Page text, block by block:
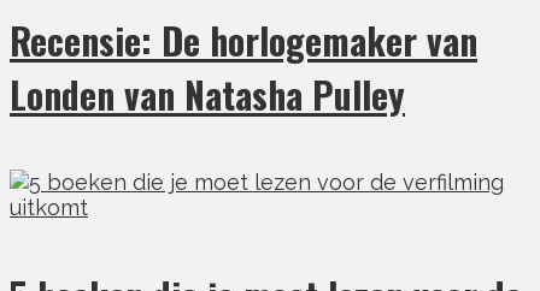
Recensie: De horlogemaker van
Londen van Natasha Pulley